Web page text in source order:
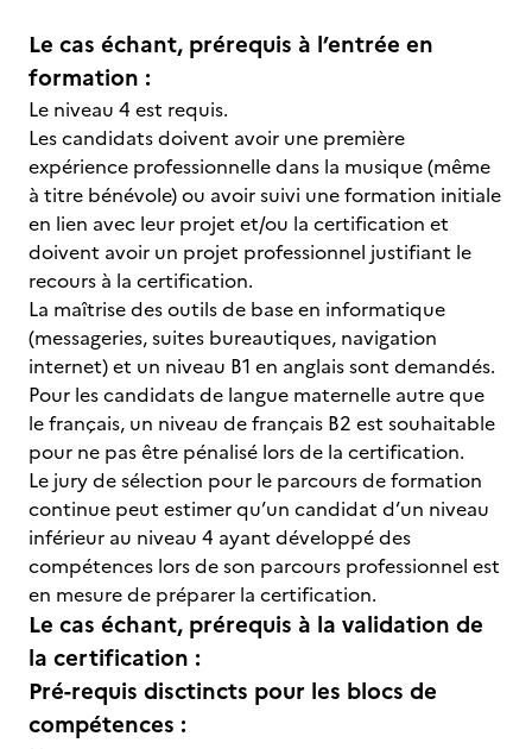
Le cas échant, prérequis à l’entrée en
formation :
Le niveau 4 est requis.
Les candidats doivent avoir une première
expérience professionnelle dans la musique (même
à titre bénévole) ou avoir suivi une formation initiale
en lien avec leur projet et/ou la certification et
doivent avoir un projet professionnel justifiant le
recours à la certification.
La maîtrise des outils de base en informatique
(messageries, suites bureautiques, navigation
internet) et un niveau B1 en anglais sont demandés.
Pour les candidats de langue maternelle autre que
le français, un niveau de français B2 est souhaitable
pour ne pas être pénalisé lors de la certification.
Le jury de sélection pour le parcours de formation
continue peut estimer qu’un candidat d’un niveau
inférieur au niveau 4 ayant développé des
compétences lors de son parcours professionnel est
en mesure de préparer la certification.
Le cas échant, prérequis à la validation de
la certification :
Pré-requis disctincts pour les blocs de
compétences :